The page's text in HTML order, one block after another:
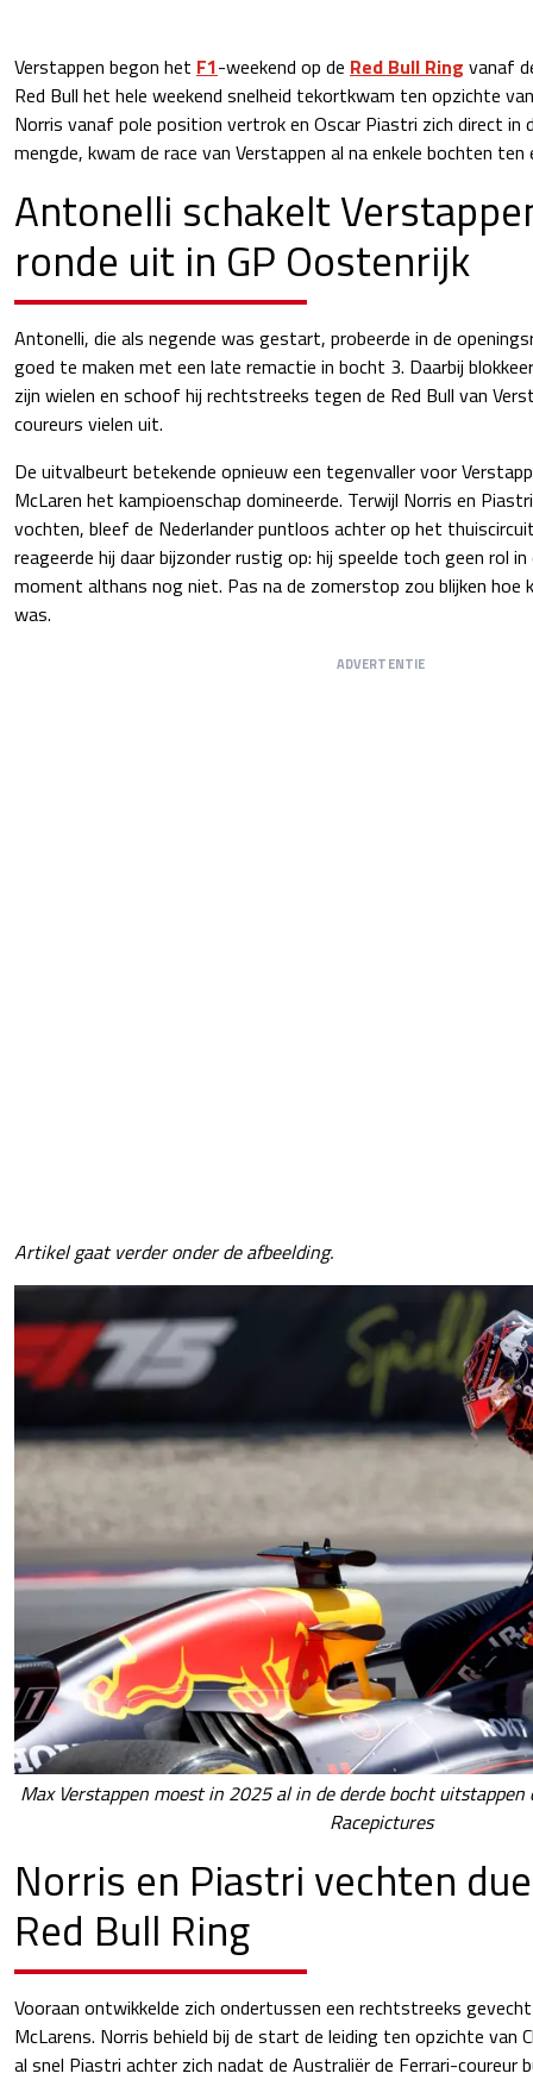
Verstappen begon het F1-weekend op de Red Bull Ring vanaf
Red Bull het hele weekend snelheid tekortkwam ten opzichte
Norris vanaf pole position vertrok en Oscar Piastri zich direct in
mengde, kwam de race van Verstappen al na enkele bochten ten
Antonelli schakelt
ronde uit in GP Oostenrijk
Antonelli, die als negende was gestart, probeerde in de
goed te maken met een late remactie in bocht 3. Daarbij
zijn wielen en schoof hij rechtstreeks tegen de Red Bull van
coureurs vielen uit.
De uitvalbeurt betekende opnieuw een tegenvaller voor
McLaren het kampioenschap domineerde. Terwijl Norris en
vochten, bleef de Nederlander puntloos achter op het
reageerde hij daar bijzonder rustig op: hij speelde toch geen rol
moment althans nog niet. Pas na de zomerstop zou blijken hoe
was.
ADVERTENTIE
Artikel gaat verder onder de afbeelding.
Max Verstappen moest in 2025 al in de derde bocht uitstappen
Racepictures
Norris en Piastri vechten
Red Bull Ring
Vooraan ontwikkelde zich ondertussen een rechtstreeks
McLarens. Norris behield bij de start de leiding ten opzichte van
al snel Piastri achter zich nadat de Australiër de Ferrari-coureur